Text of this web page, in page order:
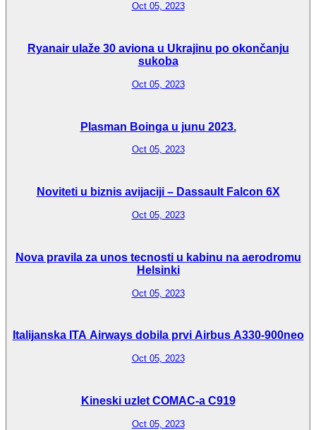
Oct 05, 2023
Ryanair ulaže 30 aviona u Ukrajinu po okončanju
sukoba
Oct 05, 2023
Plasman Boinga u junu 2023.
Oct 05, 2023
Noviteti u biznis avijaciji – Dassault Falcon 6X
Oct 05, 2023
Nova pravila za unos tecnosti u kabinu na aerodromu
Helsinki
Oct 05, 2023
Italijanska ITA Airways dobila prvi Airbus A330-900neo
Oct 05, 2023
Kineski uzlet COMAC-a C919
Oct 05, 2023